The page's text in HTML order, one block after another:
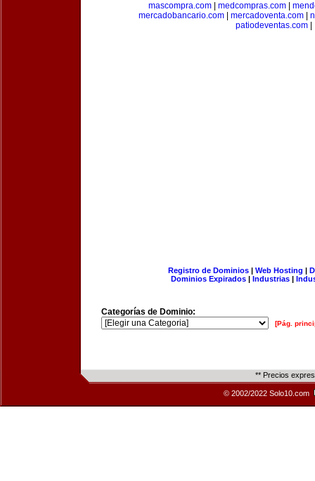
mascompra.com| medcompras.com|
mercadobancario.com| mercadoventa.com|
patiodeventas.com|
Registro de Dominios| Web Hosting |
Dominios Expirados | Industrias |
Categorías de Dominio:
[Pág.
** Precios
© 2002/2022 Solo10.com